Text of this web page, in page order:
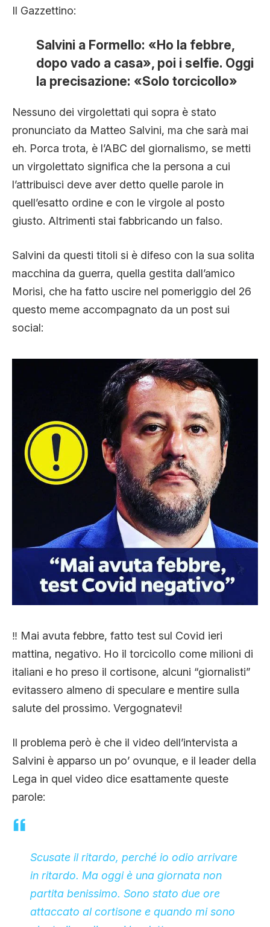
Il Gazzettino:
Salvini a Formello: «Ho la febbre,
dopo vado a casa», poi i selfie. Oggi
la precisazione: «Solo torcicollo»
Nessuno dei virgolettati qui sopra è stato
pronunciato da Matteo Salvini, ma che sarà mai
eh. Porca trota, è l’ABC del giornalismo, se metti
un virgolettato significa che la persona a cui
l’attribuisci deve aver detto quelle parole in
quell’esatto ordine e con le virgole al posto
giusto. Altrimenti stai fabbricando un falso.
Salvini da questi titoli si è difeso con la sua solita
macchina da guerra, quella gestita dall’amico
Morisi, che ha fatto uscire nel pomeriggio del 26
questo meme accompagnato da un post sui
social:
‼️ Mai avuta febbre, fatto test sul Covid ieri
mattina, negativo. Ho il torcicollo come milioni di
italiani e ho preso il cortisone, alcuni “giornalisti”
evitassero almeno di speculare e mentire sulla
salute del prossimo. Vergognatevi!
Il problema però è che il video dell’intervista a
Salvini è apparso un po’ ovunque, e il leader della
Lega in quel video dice esattamente queste
parole:
Scusate il ritardo, perché io odio arrivare
in ritardo. Ma oggi è una giornata non
partita benissimo. Sono stato due ore
attaccato al cortisone e quando mi sono